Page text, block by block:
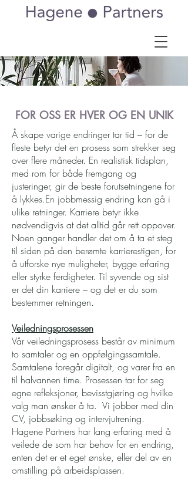
FOR OSS ER HVER OG EN UNIK
Å skape varige endringer tar tid – for de
fleste betyr det en prosess som strekker seg
over flere måneder. En realistisk tidsplan,
med rom for både fremgang og
justeringer, gir de beste forutsetningene for
å lykkes.En jobbmessig endring kan gå i
ulike retninger. Karriere betyr ikke
nødvendigvis at det alltid går rett oppover.
Noen ganger handler det om å ta et steg
til siden på den berømte karrierestigen, for
å utforske nye muligheter, bygge erfaring
eller styrke ferdigheter. Til syvende og sist
er det din karriere – og det er du som
bestemmer retningen.
Veiledningsprosessen
Vår veiledningsprosess består av minimum
to samtaler og en oppfølgingssamtale.
Samtalene foregår digitalt, og varer fra en
til halvannen time. Prosessen tar for seg
egne refleksjoner, bevisstgjøring og hvilke
valg man ønsker å ta. Vi jobber med din
CV, jobbsøking og intervjutrening.
Hagene Partners har lang erfaring med å
veilede de som har behov for en endring,
enten det er et eget ønske, eller del av en
omstilling på arbeidsplassen.